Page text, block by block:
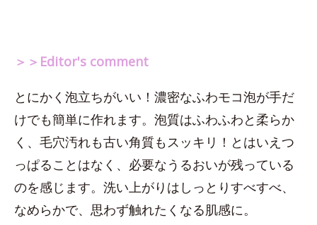
＞＞Editor's comment
とにかく泡立ちがいい！濃密なふわモコ泡が手だ
けでも簡単に作れます。泡質はふわふわと柔らか
く、毛穴汚れも古い角質もスッキリ！とはいえつ
っぱることはなく、必要なうるおいが残っている
のを感じます。洗い上がりはしっとりすべすべ、
なめらかで、思わず触れたくなる肌感に。